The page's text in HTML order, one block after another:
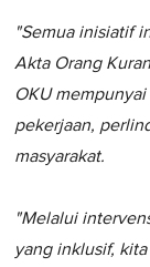
"Semua inisiatif
Akta Orang
OKU
pekerjaan,
masyarakat.
"Melalui
yang inklusif,